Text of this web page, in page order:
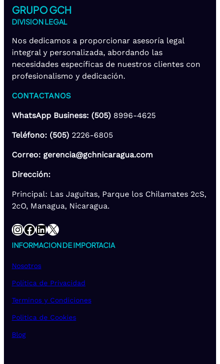
GRUPO GCH
DIVISION LEGAL
Nos dedicamos a proporcionar asesoría legal
integral y personalizada, abordando las
necesidades específicas de nuestros clientes con
profesionalismo y dedicación.
CONTACTANOS
WhatsApp Business: (505) 8996-4625
Teléfono: (505) 2226-6805
Correo: gerencia@gchnicaragua.com
Dirección:
Principal: Las Jaguitas, Parque los Chilamates 2cS,
2cO, Managua, Nicaragua.
InstagramFacebook LinkedIn X
INFORMACION DE IMPORTACIA
Nosotros
Política de Privacidad
Terminos y Condiciones
Politica de Cookies
Blog